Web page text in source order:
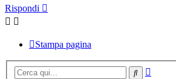
Rispondi
Stampa pagina
Cerca